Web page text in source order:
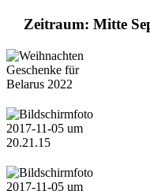
Zeitraum: Mitte